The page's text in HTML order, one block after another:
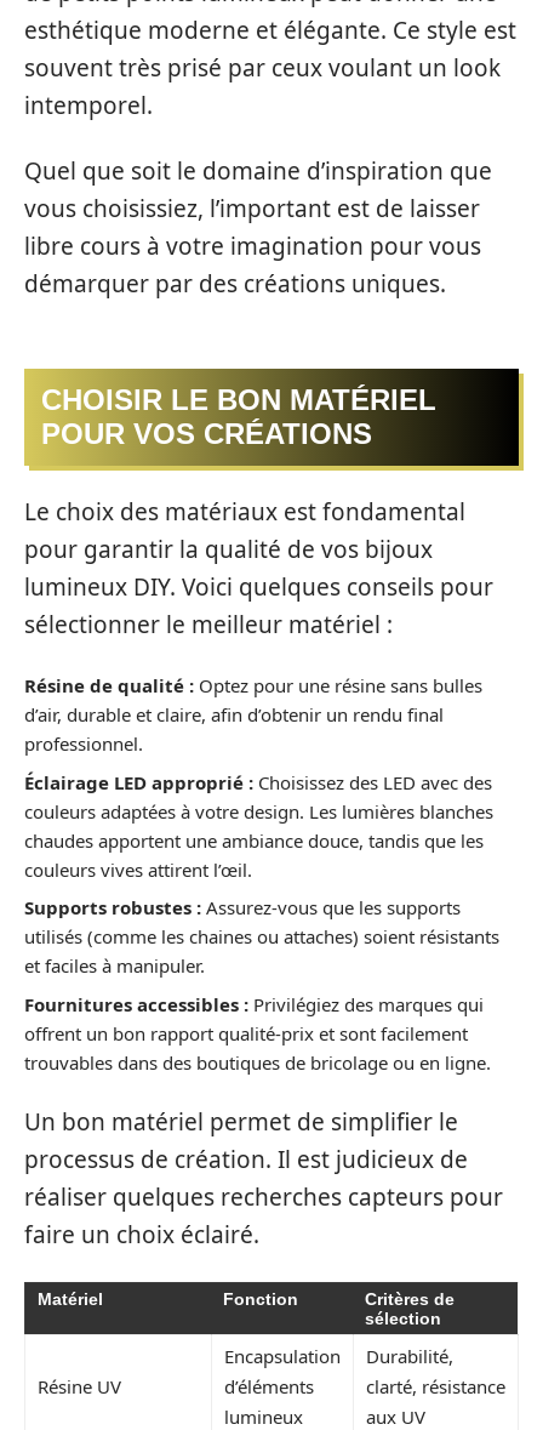
esthétique moderne et élégante. Ce style est
souvent très prisé par ceux voulant un look
intemporel.
Quel que soit le domaine d’inspiration que
vous choisissiez, l’important est de laisser
libre cours à votre imagination pour vous
démarquer par des créations uniques.
CHOISIR LE BON MATÉRIEL
POUR VOS CRÉATIONS
Le choix des matériaux est fondamental
pour garantir la qualité de vos bijoux
lumineux DIY. Voici quelques conseils pour
sélectionner le meilleur matériel :
Résine de qualité : Optez pour une résine sans bulles
d’air, durable et claire, afin d’obtenir un rendu final
professionnel.
Éclairage LED approprié : Choisissez des LED avec des
couleurs adaptées à votre design. Les lumières blanches
chaudes apportent une ambiance douce, tandis que les
couleurs vives attirent l’œil.
Supports robustes : Assurez-vous que les supports
utilisés (comme les chaines ou attaches) soient résistants
et faciles à manipuler.
Fournitures accessibles : Privilégiez des marques qui
offrent un bon rapport qualité-prix et sont facilement
trouvables dans des boutiques de bricolage ou en ligne.
Un bon matériel permet de simplifier le
processus de création. Il est judicieux de
réaliser quelques recherches capteurs pour
faire un choix éclairé.
Matériel Fonction
Critères de
sélection
Résine UV
Encapsulation
d’éléments
lumineux
Durabilité,
clarté, résistance
aux UV